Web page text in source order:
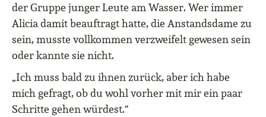
der Gruppe junger Leute am Wasser. Wer immer
Alicia damit beauftragt hatte, die Anstandsdame zu
sein, musste vollkommen verzweifelt gewesen sein
oder kannte sie nicht.
„Ich muss bald zu ihnen zurück, aber ich habe
mich gefragt, ob du wohl vorher mit mir ein paar
Schritte gehen würdest.“